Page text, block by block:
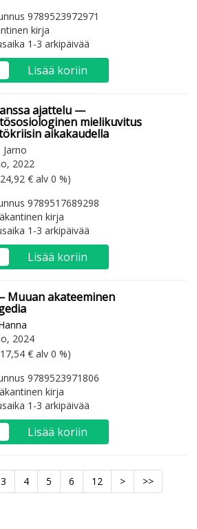
9789523972971
kirja
1-3 arkipäivää
Lisää koriin
ajattelu —
mielikuvitus
aikakaudella
2022
hinta hinta
€ alv 0 %)
9789517689298
kirja
1-3 arkipäivää
Lisää koriin
Muuan akateeminen
2024
hinta hinta
€ alv 0 %)
9789523971806
kirja
1-3 arkipäivää
Lisää koriin
3 4 5 6 12 > >>